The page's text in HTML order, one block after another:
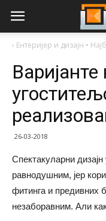
› Ентеријер и дизајн •
26-03-2018
Спектакуларни
равнодушним, јер
фитинга и предивних
незаборавним. Али